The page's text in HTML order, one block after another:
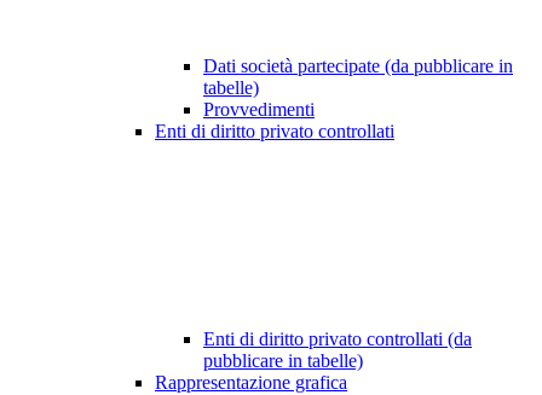
Dati società partecipate (da pubblicare in
tabelle)
Provvedimenti
Enti di diritto privato controllati
Enti di diritto privato controllati (da
pubblicare in tabelle)
Rappresentazione grafica